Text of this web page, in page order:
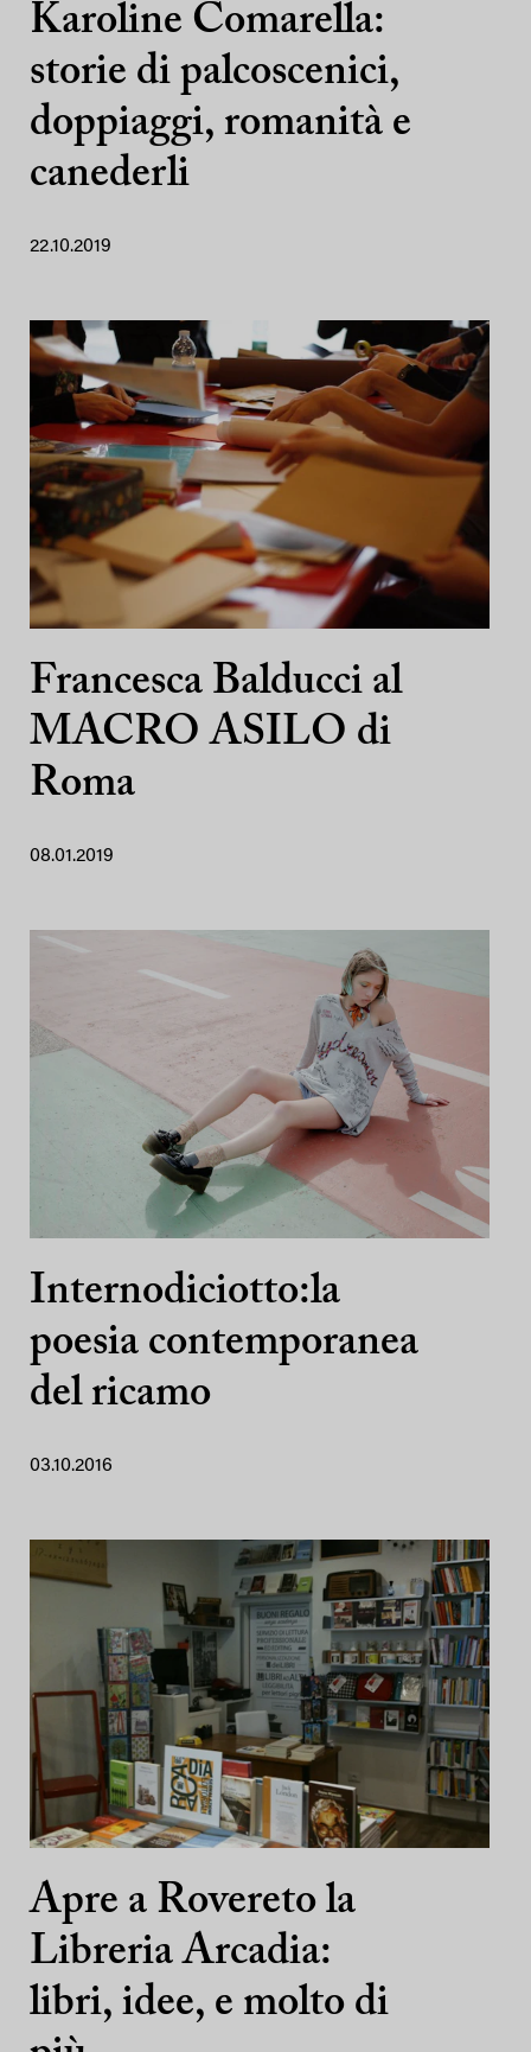
Karoline Comarella:
storie di palcoscenici,
doppiaggi, romanità e
canederli
22.10.2019
Francesca Balducci al
MACRO ASILO di
Roma
08.01.2019
Internodiciotto:la
poesia contemporanea
del ricamo
03.10.2016
Apre a Rovereto la
Libreria Arcadia:
libri, idee, e molto di